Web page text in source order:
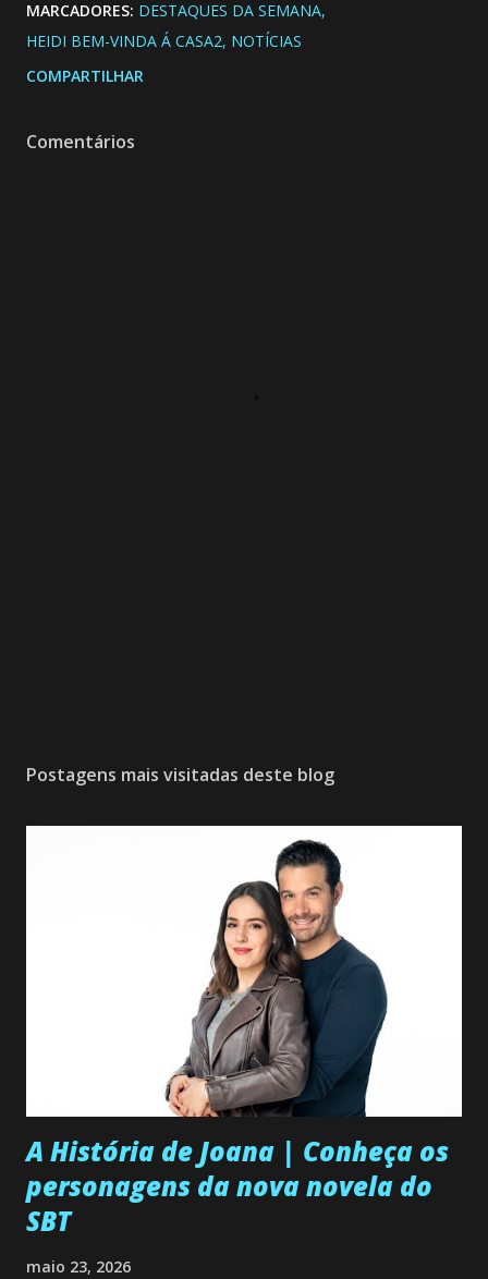
MARCADORES: DESTAQUES DA SEMANA
HEIDI BEM-VINDA Á CASA2 NOTÍCIAS
COMPARTILHAR
Comentários
Postagens mais visitadas deste blog
A História de Joana | Conheça os
personagens da nova novela do
SBT
maio 23, 2026